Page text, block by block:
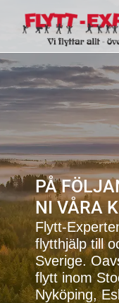
PÅ
NI VÅRA
Flytt-
flytthjälp till
Sverige.
flytt inom
Nyköping,